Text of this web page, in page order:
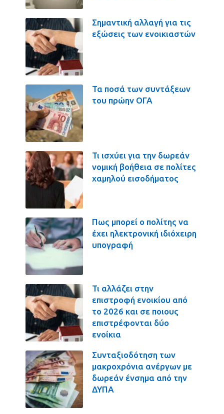
Σημαντική αλλαγή για τις
εξώσεις των ενοικιαστών
Τα ποσά των συντάξεων
του πρώην ΟΓΑ
Τι ισχύει για την δωρεάν
νομική βοήθεια σε πολίτες
χαμηλού εισοδήματος
Πως μπορεί ο πολίτης να
έχει ηλεκτρονική ιδιόχειρη
υπογραφή
Τι αλλάζει στην
επιστροφή ενοικίου από
το 2026 και σε ποιους
επιστρέφονται δύο
ενοίκια
Συνταξιοδότηση των
μακροχρόνια ανέργων με
δωρεάν ένσημα από την
ΔΥΠΑ